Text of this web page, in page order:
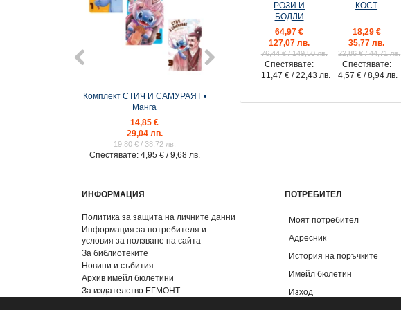
Комплект СТИЧ И САМУРАЯТ •
Манга
14,85 €
29,04 лв.
19,80 €/ 38,72 лв.
Спестявате: 4,95 € / 9,68 лв.
РОЗИ И
БОДЛИ
64,97 €
127,07 лв.
76,44 €/ 149,50 лв.
Спестявате:
11,47 € / 22,43 лв.
КОСТ
18,29 €
35,77 лв.
22,86 €/ 44,71 лв.
Спестявате:
4,57 €/ 8,94 лв.
ИНФОРМАЦИЯ
Политика за защита на личните данни
Информация за потребителя и
условия за ползване на сайта
За библиотеките
Новини и събития
Архив имейл бюлетини
За издателство ЕГМОНТ
ПОТРЕБИТЕЛ
Моят потребител
Адресник
История на поръчките
Имейл бюлетин
Изход